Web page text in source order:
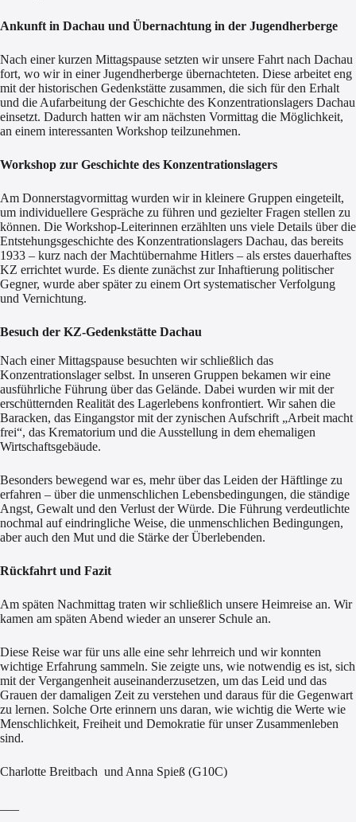
Ankunft in Dachau und Übernachtung in der Jugendherberge
Nach einer kurzen Mittagspause setzten wir unsere Fahrt nach Dachau
fort, wo wir in einer Jugendherberge übernachteten. Diese arbeitet eng
mit der historischen Gedenkstätte zusammen, die sich für den Erhalt
und die Aufarbeitung der Geschichte des Konzentrationslagers Dachau
einsetzt. Dadurch hatten wir am nächsten Vormittag die Möglichkeit,
an einem interessanten Workshop teilzunehmen.
Workshop zur Geschichte des Konzentrationslagers
Am Donnerstagvormittag wurden wir in kleinere Gruppen eingeteilt,
um individuellere Gespräche zu führen und gezielter Fragen stellen zu
können. Die Workshop-Leiterinnen erzählten uns viele Details über die
Entstehungsgeschichte des Konzentrationslagers Dachau, das bereits
1933 – kurz nach der Machtübernahme Hitlers – als erstes dauerhaftes
KZ errichtet wurde. Es diente zunächst zur Inhaftierung politischer
Gegner, wurde aber später zu einem Ort systematischer Verfolgung
und Vernichtung.
Besuch der KZ-Gedenkstätte Dachau
Nach einer Mittagspause besuchten wir schließlich das
Konzentrationslager selbst. In unseren Gruppen bekamen wir eine
ausführliche Führung über das Gelände. Dabei wurden wir mit der
erschütternden Realität des Lagerlebens konfrontiert. Wir sahen die
Baracken, das Eingangstor mit der zynischen Aufschrift „Arbeit macht
frei“, das Krematorium und die Ausstellung in dem ehemaligen
Wirtschaftsgebäude.
Besonders bewegend war es, mehr über das Leiden der Häftlinge zu
erfahren – über die unmenschlichen Lebensbedingungen, die ständige
Angst, Gewalt und den Verlust der Würde. Die Führung verdeutlichte
nochmal auf eindringliche Weise, die unmenschlichen Bedingungen,
aber auch den Mut und die Stärke der Überlebenden.
Rückfahrt und Fazit
Am späten Nachmittag traten wir schließlich unsere Heimreise an. Wir
kamen am späten Abend wieder an unserer Schule an.
Diese Reise war für uns alle eine sehr lehrreich und wir konnten
wichtige Erfahrung sammeln. Sie zeigte uns, wie notwendig es ist, sich
mit der Vergangenheit auseinanderzusetzen, um das Leid und das
Grauen der damaligen Zeit zu verstehen und daraus für die Gegenwart
zu lernen. Solche Orte erinnern uns daran, wie wichtig die Werte wie
Menschlichkeit, Freiheit und Demokratie für unser Zusammenleben
sind.
Charlotte Breitbach und Anna Spieß (G10C)